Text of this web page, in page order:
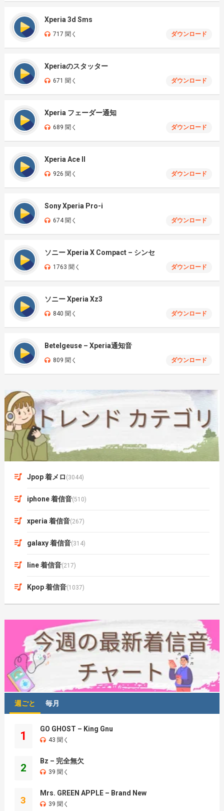
Xperia 3d Sms
717 聞く ダウンロード
Xperiaのスタッター
671 聞く ダウンロード
Xperia フェーダー通知
689 聞く ダウンロード
Xperia Ace II
926 聞く ダウンロード
Sony Xperia Pro-i
674 聞く ダウンロード
ソニー Xperia X Compact – シンセ
1763 聞く ダウンロード
ソニー Xperia Xz3
840 聞く ダウンロード
Betelgeuse – Xperia通知音
809 聞く ダウンロード
Jpop 着メロ (3044)
iphone 着信音(510)
xperia 着信音(267)
galaxy 着信音(314)
line 着信音(217)
Kpop 着信音(1037)
週ごと 毎月
1
GO GHOST – King Gnu
43 聞く
2
Bz – 完全無欠
39 聞く
3
Mrs. GREEN APPLE – Brand New
39 聞く